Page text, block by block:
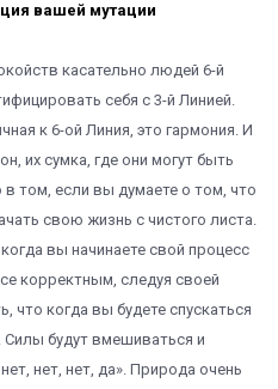
вашей мутации
касательно людей 6-й
себя с 3-й Линией.
к 6-ой Линия, это гармония. И
их сумка, где они могут быть
том, если вы думаете о том, что
свою жизнь с чистого листа.
вы начинаете свой процесс
корректным, следуя своей
что когда вы будете спускаться
будут вмешиваться и
нет, нет, да». Природа очень